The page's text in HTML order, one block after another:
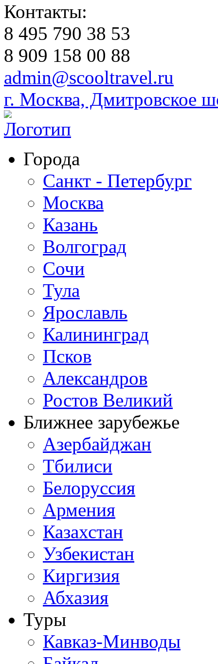
Контакты:
8 495 790 38 53
8 909 158 00 88
admin@scooltravel.ru
г. Москва, Дмитровское
Города
Санкт - Петербург
Москва
Казань
Волгоград
Сочи
Тула
Ярославль
Калининград
Псков
Александров
Ростов Великий
Ближнее зарубежье
Азербайджан
Тбилиси
Белоруссия
Армения
Казахстан
Узбекистан
Киргизия
Абхазия
Туры
Кавказ-Минводы